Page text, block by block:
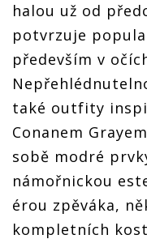
halou už od
potvrzuje
především v
také outfity
Conanem
sobě modré
námořnickou
érou zpěváka,
kompletních